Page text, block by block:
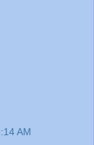
AM